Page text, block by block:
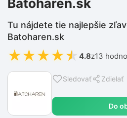
Sledovať Zdielať
Do
Batoharen.sk
Tu nájdete tie najlepšie
Batoharen.sk
★★★★★ 4.8z13